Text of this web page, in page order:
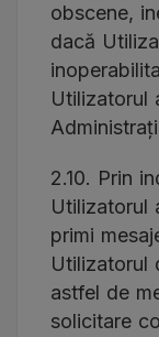
obscene,
dacă
Utilizatorul
2.10. Prin
Utilizatorul
primi
Utilizatorul
astfel de
solicitare